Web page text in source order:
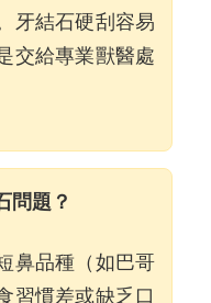
牙結石硬刮容易
交給專業獸醫處
問題？
鼻品種（如巴哥
習慣差或缺乏口